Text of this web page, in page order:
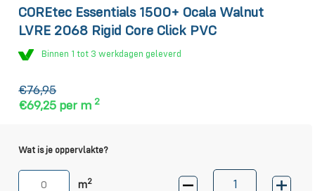
COREtec Essentials 1500+ Ocala Walnut
LVRE 2068 Rigid Core Click PVC
Binnen 1 tot 3 werkdagen geleverd
€76,95
€69,25 per m 2
Wat is je oppervlakte?
m2